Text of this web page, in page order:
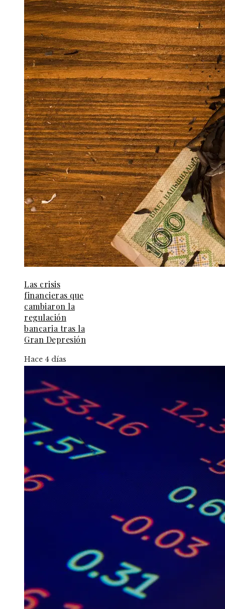
Las crisis
financieras que
cambiaron la
regulación
bancaria tras la
Gran Depresión
Hace 4 días